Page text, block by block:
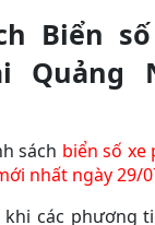
Biển
Quảng
sách biển số xe
nhất ngày 29/
khi các phương